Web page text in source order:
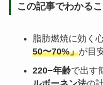
この記事でわかる
脂肪燃焼に効く
50〜70%」が目
220−年齢で出す